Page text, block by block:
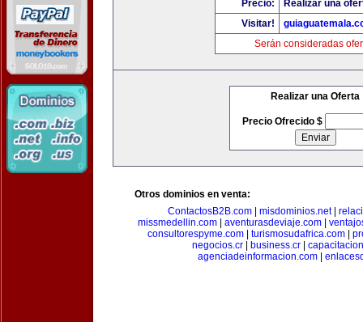
Precio:
Realizar una
Visitar!
Serán consideradas
Realizar una Oferta
Precio Ofrecido $
Otros dominios en venta:
ContactosB2B.com
misdominios.net|
missmedellin.com
aventurasdeviaje.com
consultorespyme.com| turismosudafrica.com|
negocios.cr| business.cr|
agenciadeinformacion.com